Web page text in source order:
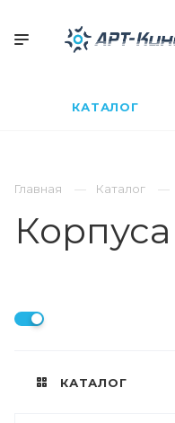
КАТАЛОГ
Главная Каталог
Корпуса
КАТАЛОГ